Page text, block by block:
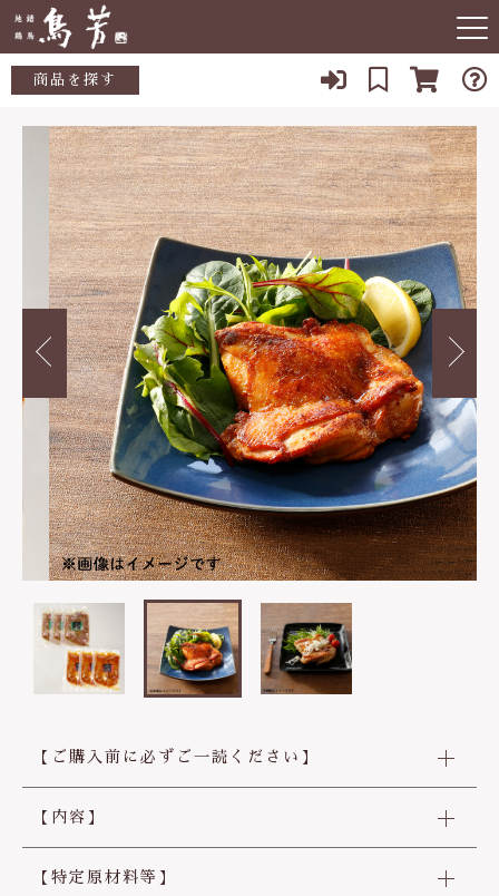
商品を探す
【ご購入前に必ずご一読ください】
【内容】
【特定原材料等】
カートに商品を追加しました
淡路どりチキンステーキセット
数量
3,400円（税込）
ショッピングを続ける
カートを確認する
お知らせ
当店について
店舗紹介
よくある質問
ブログ
0120-833-300
【休業日】
土曜・日曜・年末年始 （12月31日〜1月3日）
※年末の出荷は12月16日まで（受付は10日
まで）
※年始の出荷は1月6日から
お問い合わせ
すべて
加工品
鶏肉
あい鴨
鶏肉半調理品
やきとり
生つみれ
たれ
鴨のつゆ
こだわり検索
親カテゴリ
子カテゴリ
価格帯
～
その他
在庫あり セール
並び順